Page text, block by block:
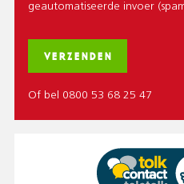
geautomatiseerde invoer
Of bel 0800 53 68 25 47